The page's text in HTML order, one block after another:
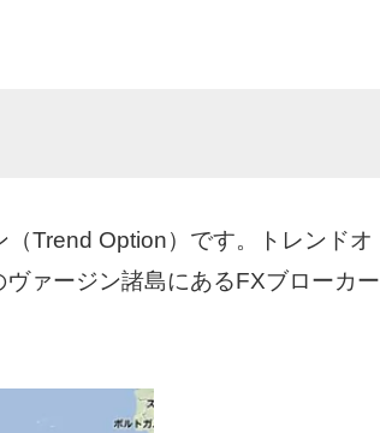
Trend Option）です。トレンドオ
ァージン諸島にあるFXブローカー